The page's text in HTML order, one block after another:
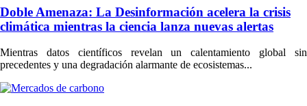
Doble Amenaza: La Desinformación acelera la crisis
climática mientras la ciencia lanza nuevas alertas
Mientras datos científicos revelan un calentamiento global sin
precedentes y una degradación alarmante de ecosistemas...